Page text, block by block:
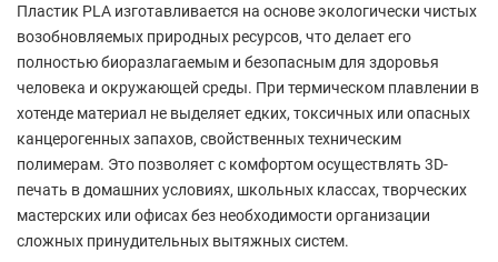
Пластик PLA изготавливается на основе экологически чистых
возобновляемых природных ресурсов, что делает его
полностью биоразлагаемым и безопасным для здоровья
человека и окружающей среды. При термическом плавлении в
хотенде материал не выделяет едких, токсичных или опасных
канцерогенных запахов, свойственных техническим
полимерам. Это позволяет с комфортом осуществлять 3D-
печать в домашних условиях, школьных классах, творческих
мастерских или офисах без необходимости организации
сложных принудительных вытяжных систем.